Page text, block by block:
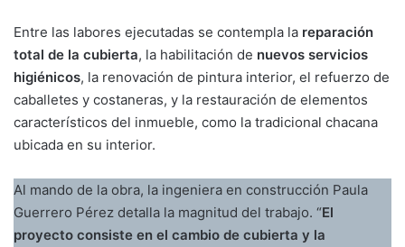
Entre las labores ejecutadas se contempla la reparación
total de la cubierta, la habilitación de nuevos servicios
higiénicos, la renovación de pintura interior, el refuerzo de
caballetes y costaneras, y la restauración de elementos
característicos del inmueble, como la tradicional chacana
ubicada en su interior.
Al mando de la obra, la ingeniera en construcción Paula
Guerrero Pérez detalla la magnitud del trabajo. “El
proyecto consiste en el cambio de cubierta y la